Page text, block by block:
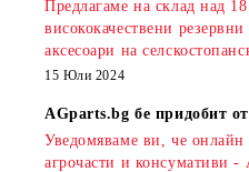
Предлагаме на склад над
висококачествени
аксесоари на
15 Юли 2024
AGparts.bg бе придобит
Уведомяваме ви, че онлайн
агрочасти и консумативи -